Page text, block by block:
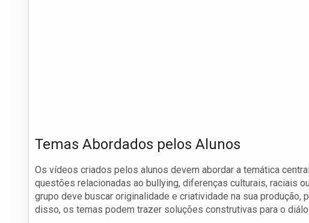
Temas Abordados pelos Alunos
Os vídeos criados pelos alunos devem abordar a temática
questões relacionadas ao bullying, diferenças culturais, raciais
grupo deve buscar originalidade e criatividade na sua
disso, os temas podem trazer soluções construtivas para o